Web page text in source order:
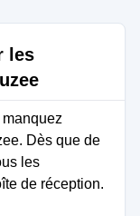
les
Dès que de
les
de réception.